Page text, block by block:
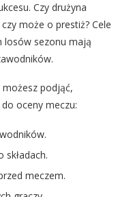
Czy drużyna
może o prestiż? Cele
losów sezonu mają
podjąć,
oceny meczu:
składach.
meczem.